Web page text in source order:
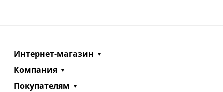
Интернет-магазин
Компания
Покупателям